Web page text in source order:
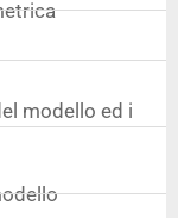
modello ed i